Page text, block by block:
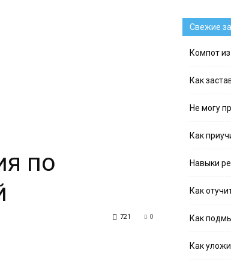
по
0
721
Свежие
Компот
Как
Не могу
Как
Навыки
Как
Как
Как